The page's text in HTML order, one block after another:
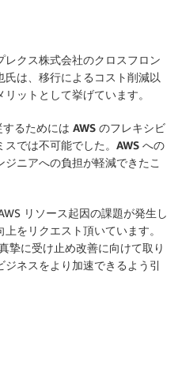
クス株式会社のクロスフロン
は、移行によるコスト削減以
ットとして挙げています。
るためには AWS のフレキシビ
では不可能でした。AWS への
ニアへの負担が軽減できたこ
リソース起因の課題が発生し
をリクエスト頂いています。
摯に受け止め改善に向けて取り
ネスをより加速できるよう引